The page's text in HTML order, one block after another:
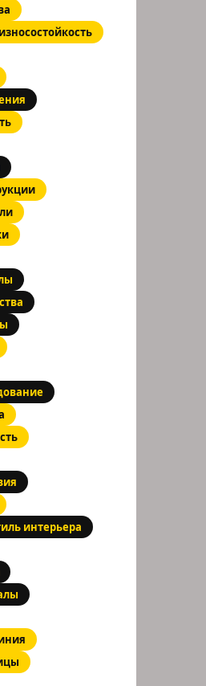
износостойкость
интерьера